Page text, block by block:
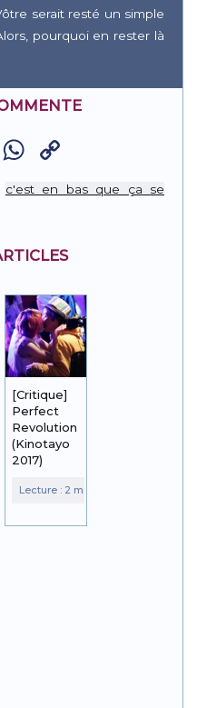
serait resté un simple
pourquoi en rester là
Messenger
WhatsApp
Link
c'est en bas que ça se
[Critique]
Perfect
Revolution
(Kinotayo
2017)